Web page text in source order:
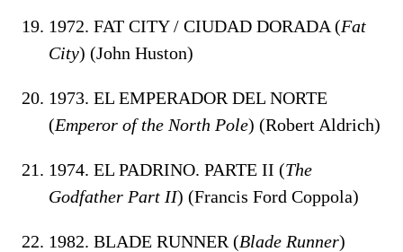
1972. FAT CITY / CIUDAD DORADA (Fat
City) (John Huston)
1973. EL EMPERADOR DEL NORTE
(Emperor of the North Pole) (Robert Aldrich)
1974. EL PADRINO. PARTE II (The
Godfather Part II) (Francis Ford Coppola)
1982. BLADE RUNNER (Blade Runner)